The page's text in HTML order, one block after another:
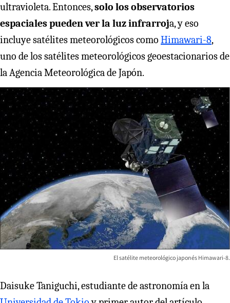
ultravioleta. Entonces,solo los observatorios
espaciales pueden ver la luz infrarroja, y eso
incluye satélites meteorológicos como Himawari-8,
uno de los satélites meteorológicos geoestacionarios de
la Agencia Meteorológica de Japón.
El satélite meteorológico japonés Himawari-8.
Daisuke Taniguchi, estudiante de astronomía en la